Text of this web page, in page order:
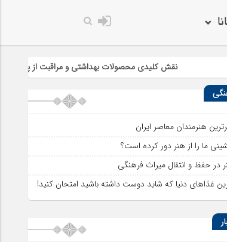
نقش کلیدی محصولات بهداشتی و مراقبت از پوست در سلامت و
هنرمندان معاصر ایران
ما را از هنر دور کرده است؟
در حفظ و انتقال میراث فرهنگی
غذاهای دنیا که شاید دوست داشته باشید امتحان کنید!